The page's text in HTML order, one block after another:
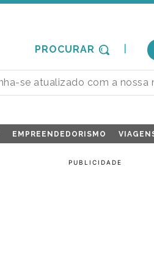
PROCURAR
EMPREENDEDORISMO